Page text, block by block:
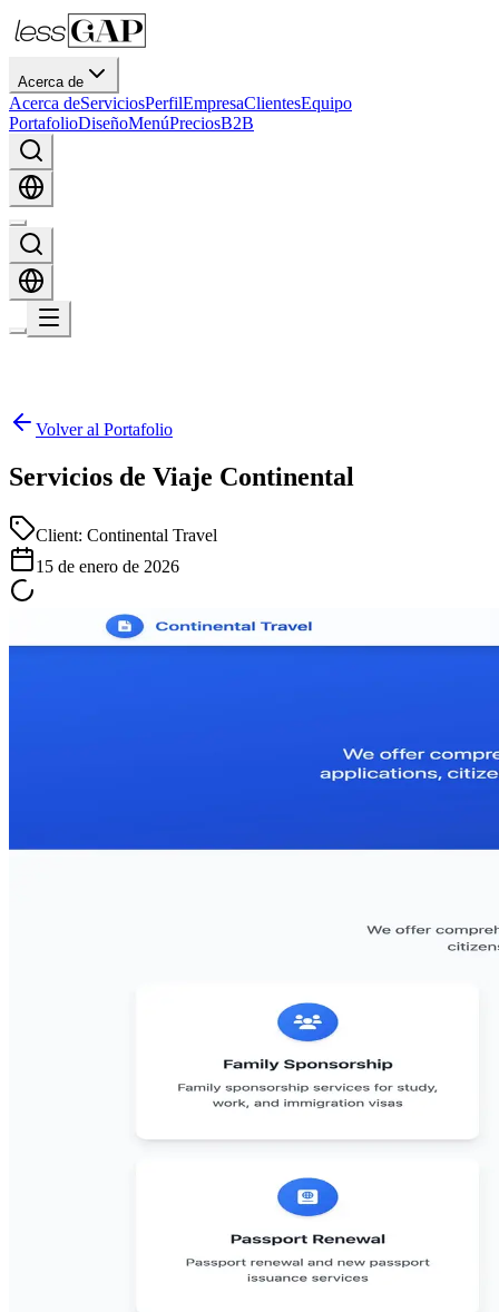
Acerca de
Acerca deServiciosPerfilEmpresaClientesEquipo
PortafolioDiseñoMenúPreciosB2B
Volver al Portafolio
Servicios de Viaje Continental
Client: Continental Travel
15 de enero de 2026